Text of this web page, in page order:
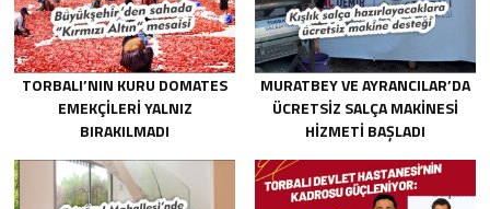
TORBALI’NIN KURU DOMATES
EMEKÇILERI YALNIZ
BIRAKILMADI
MURATBEY VE AYRANCILAR’DA
ÜCRETSIZ SALÇA MAKINESI
HIZMETI BAŞLADI